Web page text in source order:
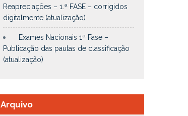
Reapreciações – 1.ª FASE – corrigidos
digitalmente (atualização)
Exames Nacionais 1ª Fase –
Publicação das pautas de classificação
(atualização)
Arquivo